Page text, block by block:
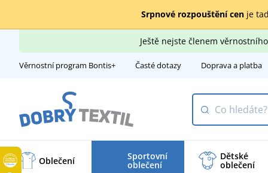
Srpnové rozpouštění cenje
Ještě nejste členem
Věrnostní program Bontis+ Časté dotazy Doprava a platba
Oblečení Sportovní
oblečení
Dětské
oblečení